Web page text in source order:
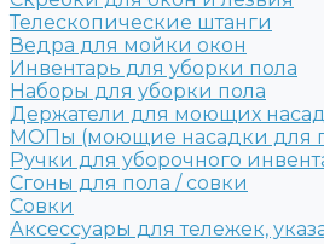
Телескопические штанги
Ведра для мойки окон
Инвентарь для уборки пола
Наборы для уборки пола
Держатели для моющих
МОПы (моющие насадки для
Ручки для уборочного
Сгоны для пола / совки
Совки
Аксессуары для тележек,